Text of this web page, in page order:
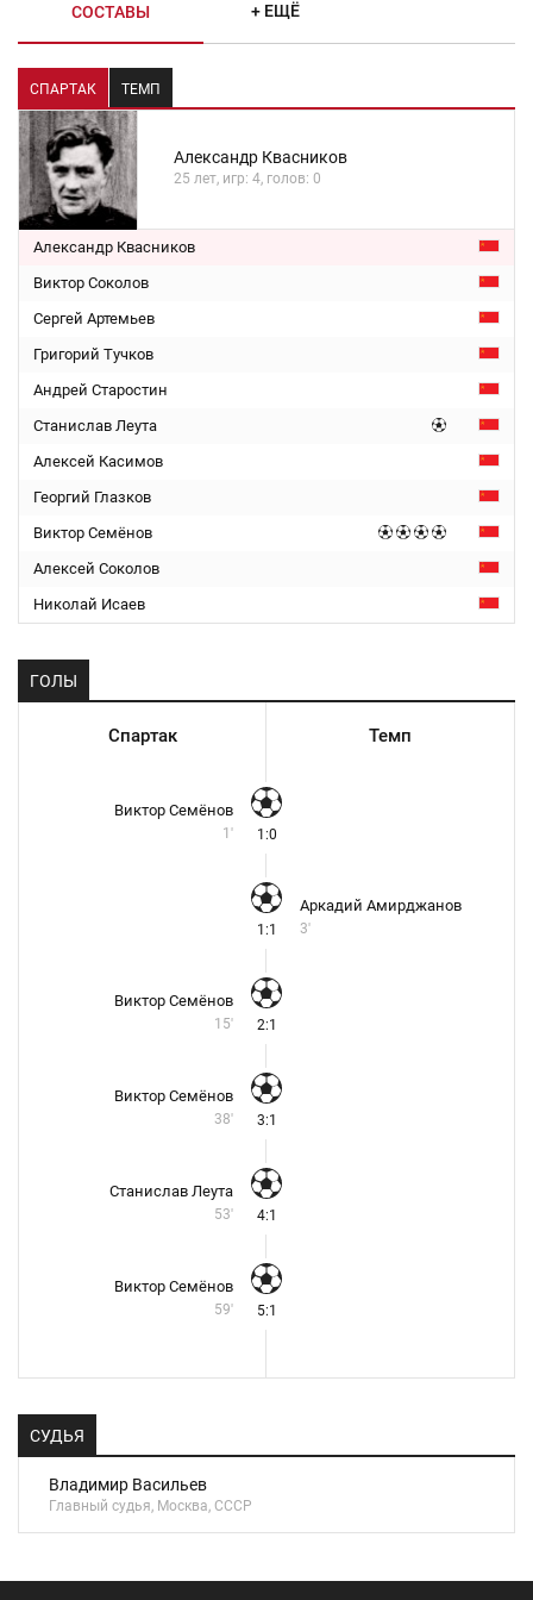
СОСТАВЫ + ЕЩЁ
СПАРТАК ТЕМП
Александр Квасников
25 лет, игр: 4, голов: 0
Александр Квасников
Виктор Соколов
Сергей Артемьев
Григорий Тучков
Андрей Старостин
Станислав Леута
Алексей Касимов
Георгий Глазков
Виктор Семёнов
Алексей Соколов
Николай Исаев
ГОЛЫ
Спартак Темп
Виктор Семёнов
1' 1:0
1:1
Аркадий Амирджанов
3'
Виктор Семёнов
15' 2:1
Виктор Семёнов
38' 3:1
Станислав Леута
53' 4:1
Виктор Семёнов
59' 5:1
СУДЬЯ
Владимир Васильев
Главный судья, Москва, СССР